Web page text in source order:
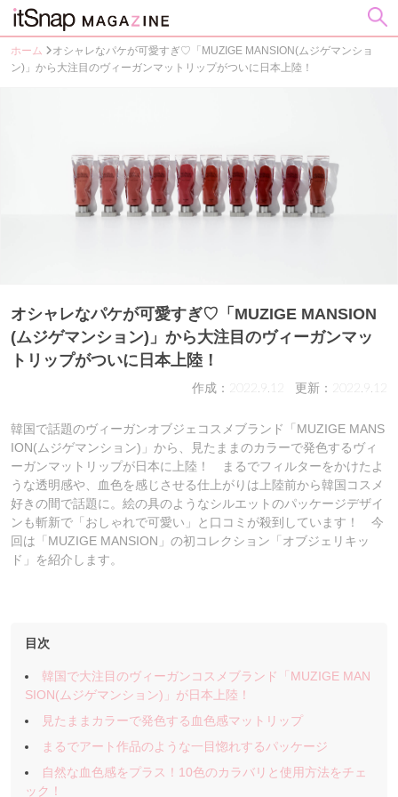
ホーム
オシャレなパケが可愛すぎ♡「MUZIGE MANSION(ムジゲマンショ
ン)」から大注目のヴィーガンマットリップがついに日本上陸！
オシャレなパケが可愛すぎ♡「MUZIGE MANSION
(ムジゲマンション)」から大注目のヴィーガンマッ
トリップがついに日本上陸！
作成：2022.9.12 更新：2022.9.12
韓国で話題のヴィーガンオブジェコスメブランド「MUZIGE MANS
ION(ムジゲマンション)」から、見たままのカラーで発色するヴィ
ーガンマットリップが日本に上陸！ まるでフィルターをかけたよ
うな透明感や、血色を感じさせる仕上がりは上陸前から韓国コスメ
好きの間で話題に。絵の具のようなシルエットのパッケージデザイ
ンも斬新で「おしゃれで可愛い」と口コミが殺到しています！ 今
回は「MUZIGE MANSION」の初コレクション「オブジェリキッ
ド」を紹介します。
目次
韓国で大注目のヴィーガンコスメブランド「MUZIGE MAN
SION(ムジゲマンション)」が日本上陸！
見たままカラーで発色する血色感マットリップ
まるでアート作品のような一目惚れするパッケージ
自然な血色感をプラス！10色のカラバリと使用方法をチェ
ック！